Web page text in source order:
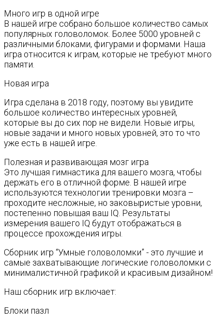
Много игр в одной игре
В нашей игре собрано большое количество самых
популярных головоломок. Более 5000 уровней с
различными блоками, фигурами и формами. Наша
игра относится к играм, которые не требуют много
памяти.
Новая игра
Игра сделана в 2018 году, поэтому вы увидите
большое количество интересных уровней,
которые вы до сих пор не видели. Новые игры,
новые задачи и много новых уровней, это то что
уже есть в нашей игре.
Полезная и развивающая мозг игра
Это лучшая гимнастика для вашего мозга, чтобы
держать его в отличной форме. В нашей игре
используются технологии тренировки мозга –
проходите несложные, но заковыристые уровни,
постепенно повышая ваш IQ. Результаты
измерения вашего IQ будут отображаться в
процессе прохождения игры.
Сборник игр “Умные головоломки” - это лучшие и
самые захватывающие логические головоломки с
минималистичной графикой и красивым дизайном!
Наш сборник игр включает:
Блоки пазл